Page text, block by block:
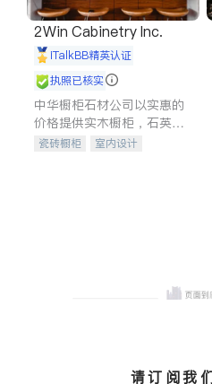
2Win Cabinetry Inc.
iTalkBB精英认证
执照已核实
中华橱柜石材公司以实惠的
价格提供实木橱柜，石英石
台面，多种优质不锈钢水
瓷砖橱柜
室内设计
请订阅我